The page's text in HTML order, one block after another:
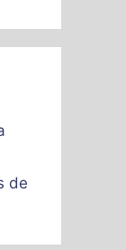
de